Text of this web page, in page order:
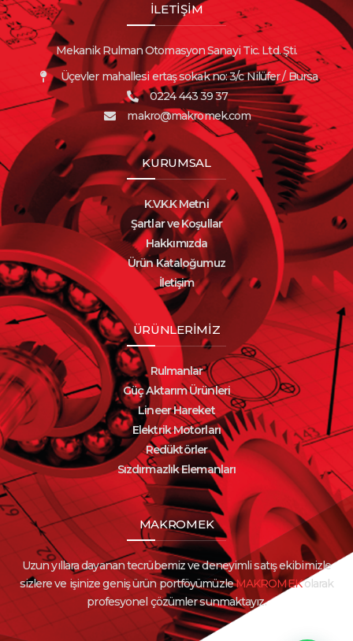
İLETİŞİM
Mekanik Rulman Otomasyon Sanayi Tic. Ltd. Şti.
Üçevler mahallesi ertaş sokak no: 3/c Nilüfer / Bursa
0224 443 39 37
makro@makromek.com
KURUMSAL
K.V.K.K Metni
Şartlar ve Koşullar
Hakkımızda
Ürün Kataloğumuz
İletişim
ÜRÜNLERİMİZ
Rulmanlar
Güç Aktarım Ürünleri
Lineer Hareket
Elektrik Motorları
Redüktörler
Sızdırmazlık Elemanları
MAKROMEK
Uzun yıllara dayanan tecrübemiz ve deneyimli satış ekibimizle
sizlere ve işinize geniş ürün portföyümüzleMAKROMEKolarak
profesyonel çözümler sunmaktayız.